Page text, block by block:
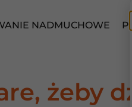
NADMUCHOWE
żeby